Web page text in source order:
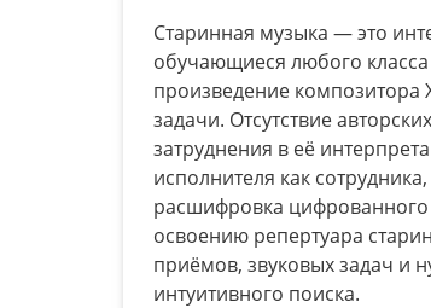
Старинная музыка — это
обучающиеся любого
произведение композитора
задачи. Отсутствие
затруднения в её
исполнителя как
расшифровка цифрованного
освоению репертуара
приёмов, звуковых задач и
интуитивного поиска.